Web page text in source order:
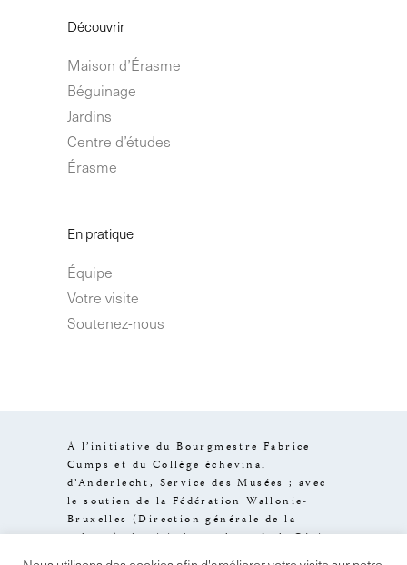
Découvrir
Maison d’Érasme
Béguinage
Jardins
Centre d’études
Érasme
En pratique
Équipe
Votre visite
Soutenez-nous
À l’initiative du Bourgmestre Fabrice
Cumps et du Collège échevinal
d’Anderlecht, Service des Musées ; avec
le soutien de la Fédération Wallonie-
Bruxelles (Direction générale de la
culture), de visit.brussels et de la Région
de Bruxelles-Capitale.